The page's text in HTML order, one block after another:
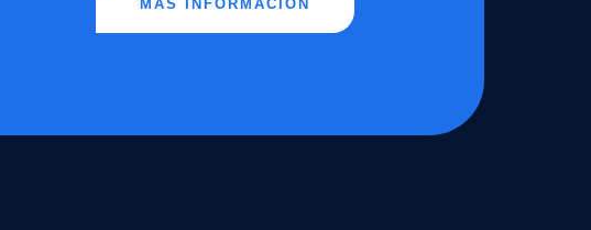
MÁS INFORMACIÓN